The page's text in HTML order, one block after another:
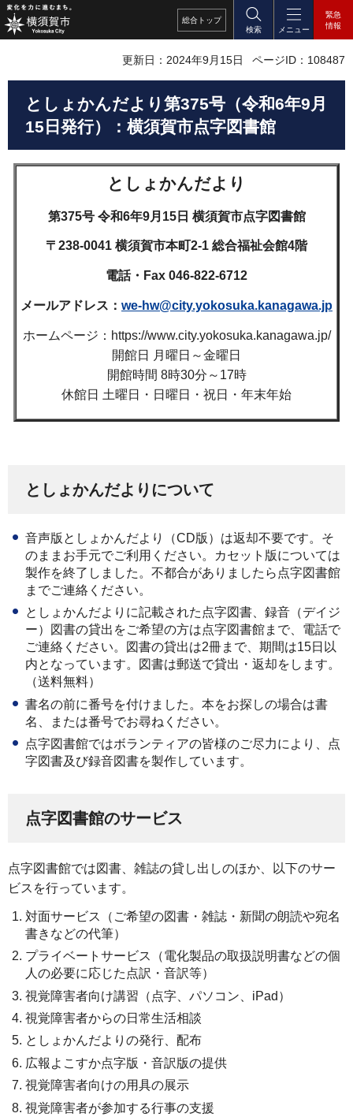
総合 トップ
検索
メニュー
緊急
情報
更新日：2024年9月15日 ページID：108487
としょかんだより第375号（令和6年9月
15日発行）：横須賀市点字図書館
としょかんだより
第375号 令和6年9月15日 横須賀市点字図書館
〒238-0041 横須賀市本町2-1 総合福祉会館4階
電話・Fax 046-822-6712
メールアドレス： we-hw@city.yokosuka.kanagawa.jp
ホームページ：https://www.city.yokosuka.kanagawa.jp/
開館日 月曜日～金曜日
開館時間 8時30分～17時
休館日 土曜日・日曜日・祝日・年末年始
としょかんだよりについて
音声版としょかんだより（CD版）は返却不要です。そ
のままお手元でご利用ください。カセット版については
製作を終了しました。不都合がありましたら点字図書館
までご連絡ください。
としょかんだよりに記載された点字図書、録音（デイジ
ー）図書の貸出をご希望の方は点字図書館まで、電話で
ご連絡ください。図書の貸出は2冊まで、期間は15日以
内となっています。図書は郵送で貸出・返却をします。
（送料無料）
書名の前に番号を付けました。本をお探しの場合は書
名、または番号でお尋ねください。
点字図書館ではボランティアの皆様のご尽力により、点
字図書及び録音図書を製作しています。
点字図書館のサービス
点字図書館では図書、雑誌の貸し出しのほか、以下のサー
ビスを行っています。
対面サービス（ご希望の図書・雑誌・新聞の朗読や宛名
書きなどの代筆）
プライベートサービス（電化製品の取扱説明書などの個
人の必要に応じた点訳・音訳等）
視覚障害者向け講習（点字、パソコン、iPad）
視覚障害者からの日常生活相談
としょかんだよりの発行、配布
広報よこすか点字版・音訳版の提供
視覚障害者向けの用具の展示
視覚障害者が参加する行事の支援